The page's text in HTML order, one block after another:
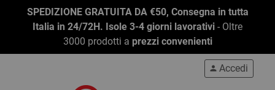
SPEDIZIONE GRATUITA DA €50, Consegna in tutta
Italia in 24/72H. Isole 3-4 giorni lavorativi - Oltre
3000 prodotti a prezzi convenienti
person Accedi